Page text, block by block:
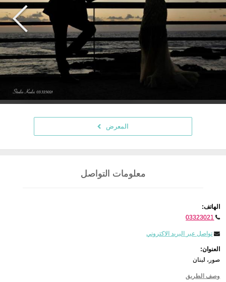
المعرض
معلومات التواصل
الهاتف:
03323021
تواصل عبر البريد الاكتروني
العنوان:
صور، لبنان
وصف الطريق